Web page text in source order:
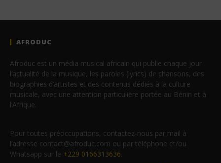
AFRODUC
Afroduc est un média musical africain qui publie chaque jour
l’actualité de la musique, les paroles (lyrics) de chansons, des
biographies d’artistes et des contenus dédiés à la culture
musicale, avec une attention particulière portée au Bénin et à
l’Afrique.
Pour toutes préoccupations, contactez-nous par mail à
l’adresse contact@afroduc.com ou par téléphone et/ou
Whatsapp sur le +229 0166313636.